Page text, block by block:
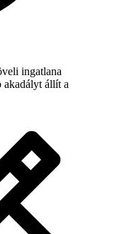
ingatlana
akadályt állít a